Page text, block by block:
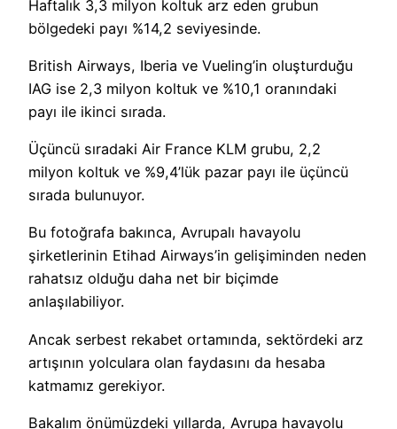
Haftalık 3,3 milyon koltuk arz eden grubun
bölgedeki payı %14,2 seviyesinde.
British Airways, Iberia ve Vueling’in oluşturduğu
IAG ise 2,3 milyon koltuk ve %10,1 oranındaki
payı ile ikinci sırada.
Üçüncü sıradaki Air France KLM grubu, 2,2
milyon koltuk ve %9,4’lük pazar payı ile üçüncü
sırada bulunuyor.
Bu fotoğrafa bakınca, Avrupalı havayolu
şirketlerinin Etihad Airways’in gelişiminden neden
rahatsız olduğu daha net bir biçimde
anlaşılabiliyor.
Ancak serbest rekabet ortamında, sektördeki arz
artışının yolculara olan faydasını da hesaba
katmamız gerekiyor.
Bakalım önümüzdeki yıllarda, Avrupa havayolu